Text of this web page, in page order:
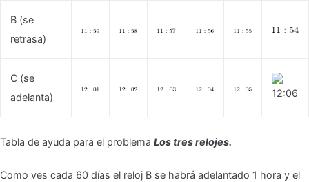
B (se
retrasa)
C (se
adelanta)
Tabla de ayuda para el problema Los tres relojes.
Como ves cada 60 días el reloj B se habrá adelantado 1 hora y el